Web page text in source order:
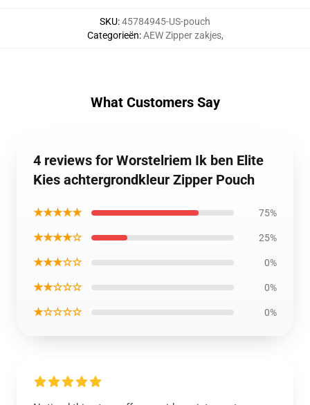
SKU:45784945-US-pouch
Categorieën:AEW Zipper zakjes,
What Customers Say
4 reviews for Worstelriem Ik ben Elite
Kies achtergrondkleur Zipper Pouch
★★★★★ 75%
★★★★☆ 25%
★★★☆☆ 0%
★★☆☆☆ 0%
★☆☆☆☆ 0%